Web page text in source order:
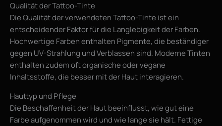
Qualität der Tattoo-Tinte
Die Qualität der verwendeten Tattoo-Tinte ist ein
entscheidender Faktor für die Langlebigkeit der Farben.
Hochwertige Farben enthalten Pigmente, die beständiger
gegen UV-Strahlung und Verblassen sind. Moderne Tinten
enthalten zudem oft organische oder vegane
Inhaltsstoffe, die besser mit der Haut interagieren.
Hauttyp und Pflege
Die Beschaffenheit der Haut beeinflusst, wie gut eine
Farbe aufgenommen wird und wie lange sie hält. Fettige